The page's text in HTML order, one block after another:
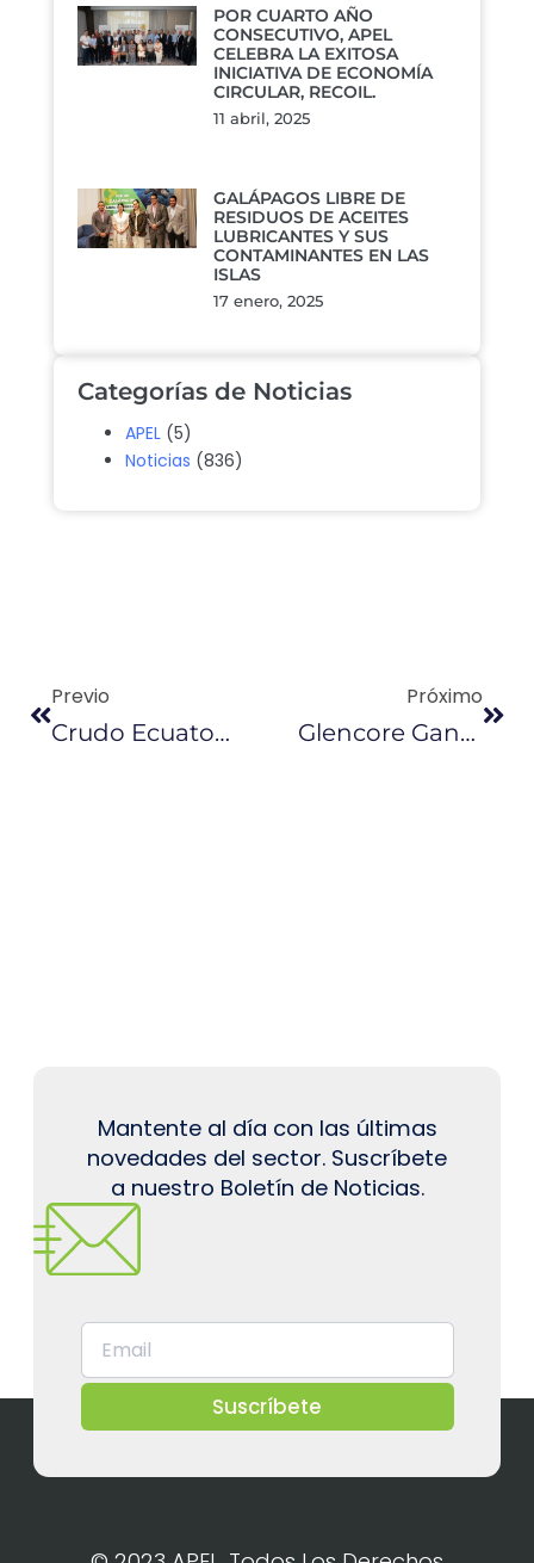
POR CUARTO AÑO
CONSECUTIVO, APEL
CELEBRA LA EXITOSA
INICIATIVA DE ECONOMÍA
CIRCULAR, RECOIL.
11 abril, 2025
GALÁPAGOS LIBRE DE
RESIDUOS DE ACEITES
LUBRICANTES Y SUS
CONTAMINANTES EN LAS
ISLAS
17 enero, 2025
Categorías de Noticias
APEL (5)
Noticias (836)
Previo
Crudo Ecuatoriano Obtuvo Mejores Ofertas En Una Cuarta Venta ‘spot’
Próximo
Glencore Ganó Venta ‘spot’ De Petroecuador
Mantente al día con las últimas
novedades del sector. Suscríbete
a nuestro Boletín de Noticias.
Suscríbete